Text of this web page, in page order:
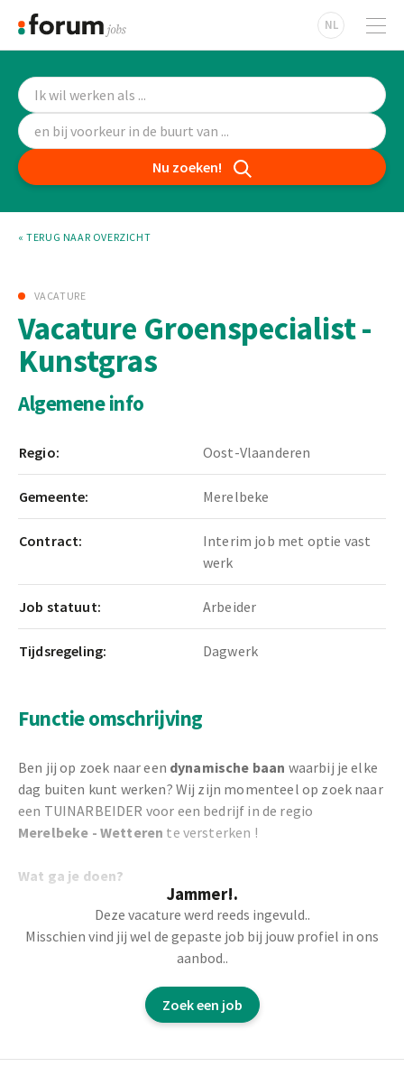
NL
Nu zoeken!
« TERUG NAAR OVERZICHT
VACATURE
Vacature Groenspecialist -
Kunstgras
Algemene info
Regio: Oost-Vlaanderen
Gemeente: Merelbeke
Contract:
Interim job met optie vast
werk
Job statuut: Arbeider
Tijdsregeling: Dagwerk
Functie omschrijving
Ben jij op zoek naar een dynamische baan waarbij je elke
dag buiten kunt werken? Wij zijn momenteel op zoek naar
een TUINARBEIDER voor een bedrijf in de regio
Merelbeke - Wetteren te versterken !
Wat ga je doen?
van kunstgras en constructies;
bij het aanvoeren van materialen;
klantencontactwaarbij een goede
beheersing van het Nederlands essentieel is;
Jammer!.
Deze vacature werd reeds ingevuld..
Misschien vind jij wel de gepaste job bij jouw profiel in ons
aanbod..
Zoek een job